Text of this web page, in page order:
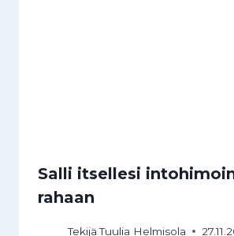
Salli itsellesi
rahaan
Tekijä Tuulia Helmisola